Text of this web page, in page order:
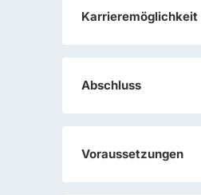
Karrieremöglichkeit
Abschluss
Voraussetzungen